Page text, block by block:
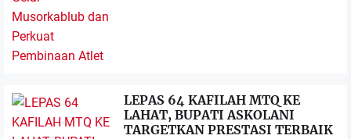
LEPAS 64 KAFILAH MTQ KE
LAHAT, BUPATI ASKOLANI
TARGETKAN PRESTASI TERBAIK